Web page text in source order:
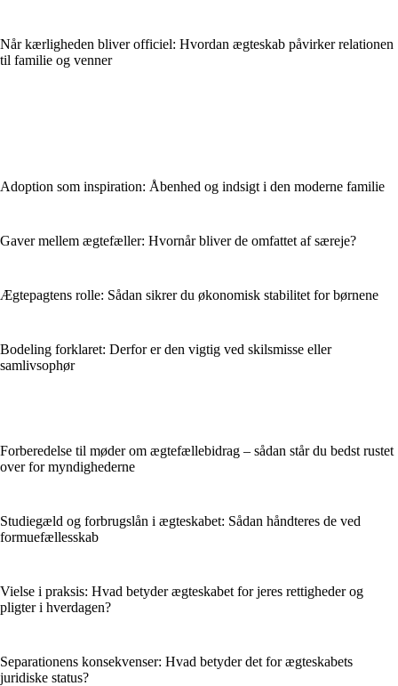
Når kærligheden bliver officiel: Hvordan ægteskab påvirker relationen
til familie og venner
Adoption som inspiration: Åbenhed og indsigt i den moderne familie
Gaver mellem ægtefæller: Hvornår bliver de omfattet af særeje?
Ægtepagtens rolle: Sådan sikrer du økonomisk stabilitet for børnene
Bodeling forklaret: Derfor er den vigtig ved skilsmisse eller
samlivsophør
Forberedelse til møder om ægtefællebidrag – sådan står du bedst rustet
over for myndighederne
Studiegæld og forbrugslån i ægteskabet: Sådan håndteres de ved
formuefællesskab
Vielse i praksis: Hvad betyder ægteskabet for jeres rettigheder og
pligter i hverdagen?
Separationens konsekvenser: Hvad betyder det for ægteskabets
juridiske status?